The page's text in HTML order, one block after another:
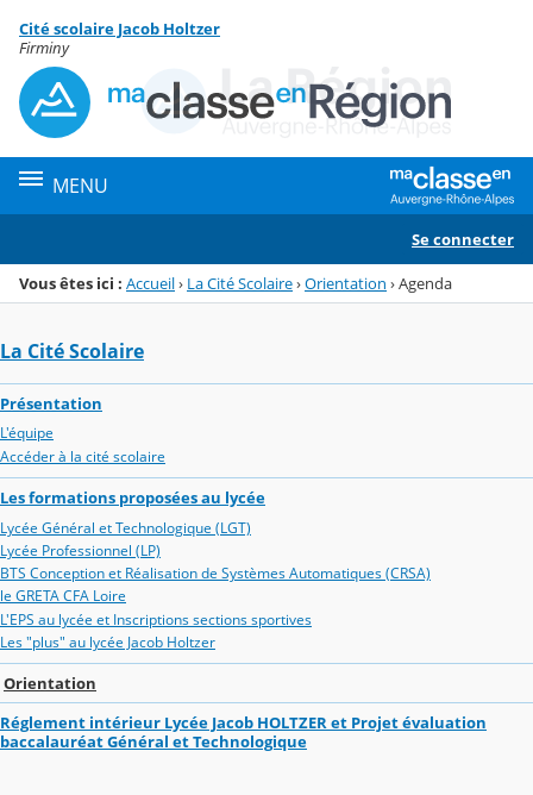
Menu de la rubrique
Contenu
Cité scolaire Jacob Holtzer
Firminy
MENU
Se connecter
Vous êtes ici : Accueil› La Cité Scolaire›Orientation ›Agenda
La Cité Scolaire
Présentation
L'équipe
Accéder à la cité scolaire
Les formations proposées au lycée
Lycée Général et Technologique (LGT)
Lycée Professionnel (LP)
BTS Conception et Réalisation de Systèmes Automatiques (CRSA)
le GRETA CFA Loire
L'EPS au lycée et Inscriptions sections sportives
Les "plus" au lycée Jacob Holtzer
Orientation
Réglement intérieur Lycée Jacob HOLTZER et Projet évaluation
baccalauréat Général et Technologique